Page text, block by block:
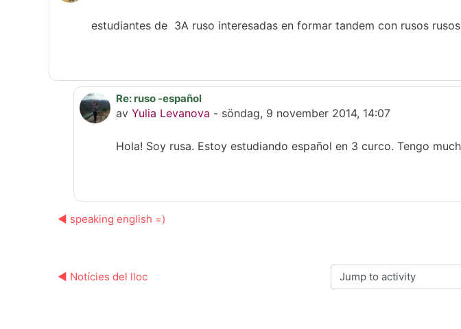
estudiantes de 3A ruso interesadas en formar tandem con rusos
Som svar till Maria Josse Sastre
Re: ruso -español
avYulia Levanova - söndag, 9 november 2014, 14:07
Hola! Soy rusa. Estoy estudiando español en 3 curco. Tengo
◀︎ speaking english =)
◀︎ Notícies del lloc
Jump to activity